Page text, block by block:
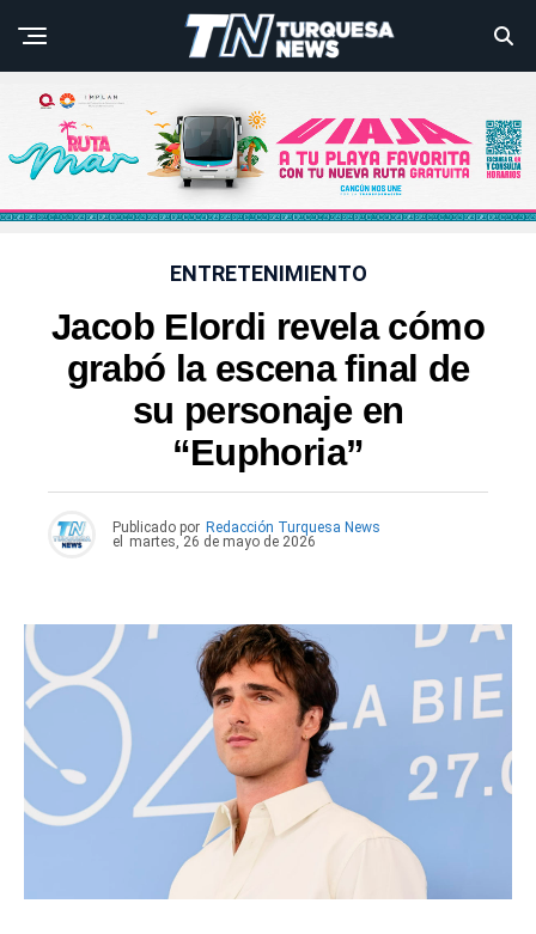
ENTRETENIMIENTO
Jacob Elordi revela cómo
grabó la escena final de
su personaje en
“Euphoria”
Publicado por Redacción Turquesa News
el
martes, 26 de mayo de 2026